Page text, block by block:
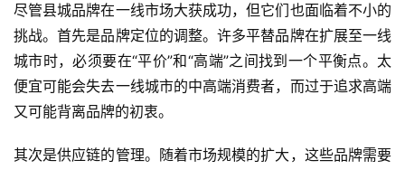
尽管县城品牌在一线市场大获成功，但它们也面临着不小的
挑战。首先是品牌定位的调整。许多平替品牌在扩展至一线
城市时，必须要在“平价”和“高端”之间找到一个平衡点。太
便宜可能会失去一线城市的中高端消费者，而过于追求高端
又可能背离品牌的初衷。
其次是供应链的管理。随着市场规模的扩大，这些品牌需要